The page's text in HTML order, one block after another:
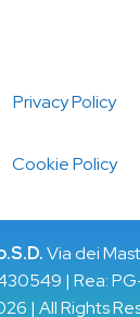
Privacy Policy
Cookie Policy
Via dei
| Rea:
| All Rights